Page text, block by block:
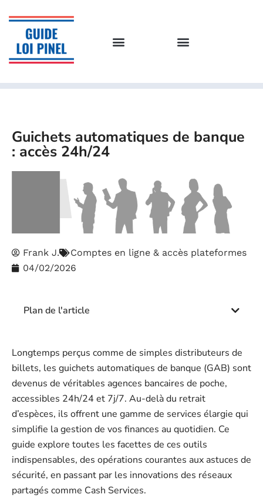
Guichets automatiques de banque
: accès 24h/24
Frank J.
Comptes en ligne & accès plateformes
04/02/2026
Plan de l'article
Longtemps perçus comme de simples distributeurs de
billets, les guichets automatiques de banque (GAB) sont
devenus de véritables agences bancaires de poche,
accessibles 24h/24 et 7j/7. Au-delà du retrait
d’espèces, ils offrent une gamme de services élargie qui
simplifie la gestion de vos finances au quotidien. Ce
guide explore toutes les facettes de ces outils
indispensables, des opérations courantes aux astuces de
sécurité, en passant par les innovations des réseaux
partagés comme Cash Services.